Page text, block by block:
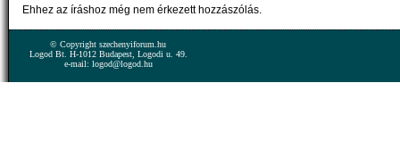
Ehhez az íráshoz még nem érkezett hozzászólás.
© Copyright szechenyiforum.hu
Logod Bt. H-1012 Budapest, Logodi u. 49.
e-mail: logod@logod.hu